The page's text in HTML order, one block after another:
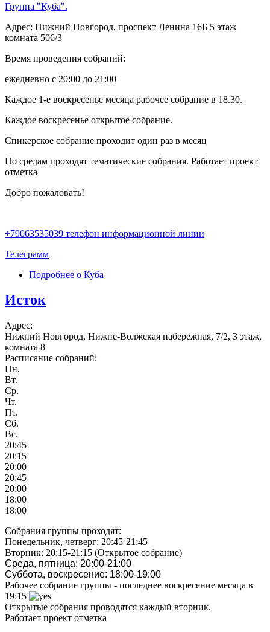
Группа "Куба".
Адрес: Нижний Новгород, проспект Ленина 16Б 5 этаж
комната 506/3
Время проведения собраний:
ежедневно с 20:00 до 21:00
Каждое 1-е воскресенье месяца рабочее собрание в 18.30.
Каждое воскресенье открытое собрание.
Спикерское собрание проходит один раз в месяц
По средам проходят тематические собрания. Работает проект
отметка
Добро пожаловать!
+79063535039 телефон информационной линии
Телеграмм
Подробнее о Куба
Исток
Адрес:
Нижний Новгород, Нижне-Волжская набережная, 7/2, 3 этаж,
комната 8
Расписание собраний:
Пн.
Вт.
Ср.
Чт.
Пт.
Сб.
Вс.
20:45
20:15
20:00
20:45
20:00
18:00
18:00
Собрания группы проходят:
Понедельник, четверг: 20:45-21:45
Вторник: 20:15-21:15 (Открытое собрание)
Среда, пятница: 20:00-21:00
Суббота, воскресение: 18:00-19:00
Рабочее собрание группы - последнее воскресение месяца в
19:15
Открытые собрания проводятся каждый вторник.
Работает проект отметка